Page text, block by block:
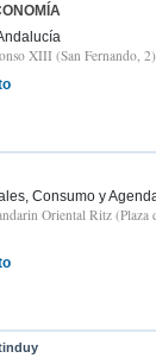
XIII (San Fernando,
Consumo y
Oriental Ritz (Plaza